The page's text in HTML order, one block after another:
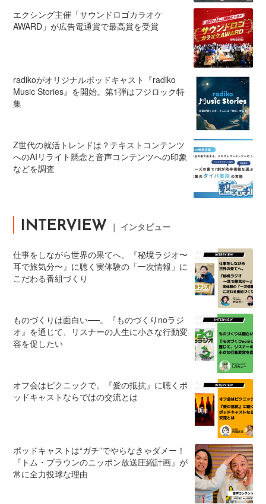
エクシング主催「サウンドロゴカラオケ
AWARD」が広告電通賞で最高賞を受賞
radikoがオリジナルポッドキャスト『radiko
Music Stories』を開始。第1弾はフジロック特
集
Z世代の就活トレンドは？テキストコンテンツ
へのAIリライト懸念と音声コンテンツへの印象
などを調査
INTERVIEW ｜ インタビュー
仕事をしながら世界の果てへ。『秘境ラジオ〜
耳で旅気分〜』に聴く実体験の「一次情報」に
こだわる番組づくり
ものづくりは面白い──。『ものづくりnoラジ
オ』を通じて、リスナーの人生に小さな行動変
容を促したい
オフ会はピクニックで。『愛の抵抗』に聴くポ
ッドキャストならではの交流とは
ポッドキャストは“ガチ”でやらなきゃダメー！
『トム・ブラウンのニッポン放送圧縮計画』が
常に全力投球な理由